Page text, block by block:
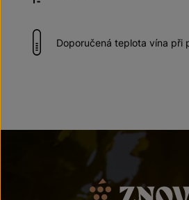
Doporučená teplota vína při